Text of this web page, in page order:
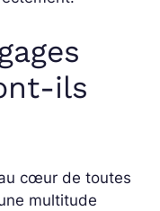
ils
cœur de toutes
multitude